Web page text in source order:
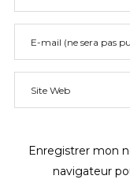
Enregistrer mon
navigateur